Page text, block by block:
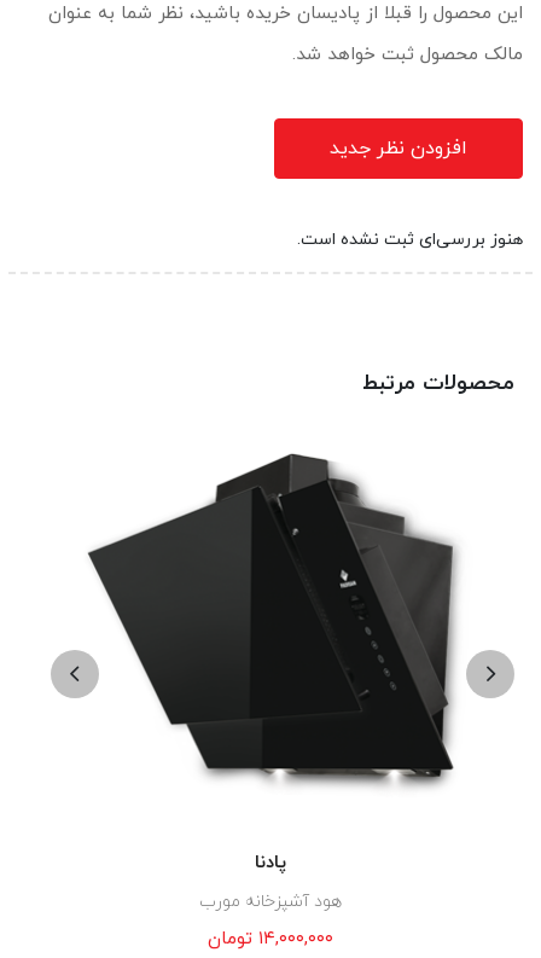
این محصول را قبلا از پادیسان خریده باشید، نظر شما به عنوان
مالک محصول ثبت خواهد شد.
افزودن نظر جدید
هنوز بررسی‌ای ثبت نشده است.
محصولات مرتبط
پادنا
هود آشپزخانه مورب
۱۴,۰۰۰,۰۰۰ تومان